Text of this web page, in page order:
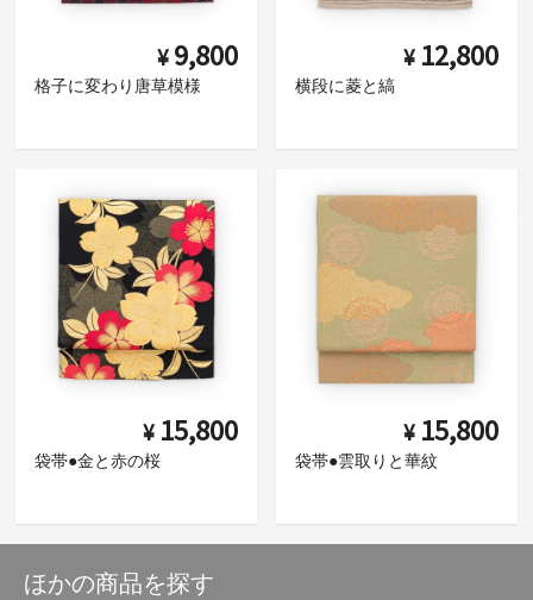
¥ 9,800
格子に変わり唐草模様
¥ 12,800
横段に菱と縞
¥ 15,800
袋帯●金と赤の桜
¥ 15,800
袋帯●雲取りと華紋
ほかの商品を探す